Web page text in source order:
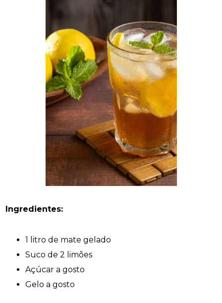
Ingredientes:
1 litro de mate gelado
Suco de 2 limões
Açúcar a gosto
Gelo a gosto